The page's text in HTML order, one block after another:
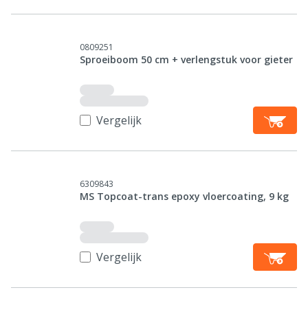
0809251
Sproeiboom 50 cm + verlengstuk voor gieter
Vergelijk
6309843
MS Topcoat-trans epoxy vloercoating, 9 kg
Vergelijk